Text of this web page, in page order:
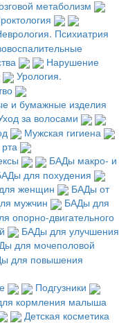
метаболизм
Психиатрия
Нарушение
Урология.
и бумажные изделия
за волосами
Мужская гигиена
БАДы макро- и
для похудения
женщин
БАДы от
мужчин
БАДы для
опорно-двигательного
БАДы для улучшения
для мочеполовой
для повышения
Подгузники
кормления малыша
Детская косметика